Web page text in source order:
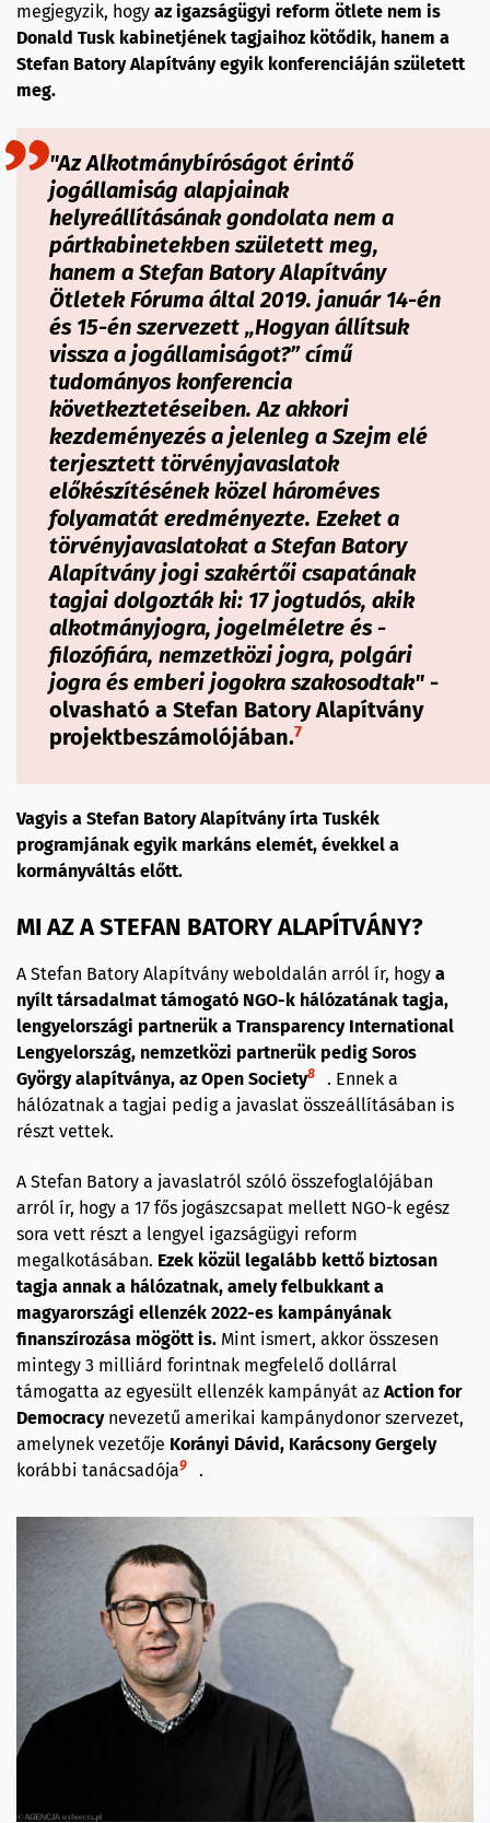
megjegyzik, hogy az igazságügyi reform ötlete nem is
Donald Tusk kabinetjének tagjaihoz kötődik, hanem a
Stefan Batory Alapítvány egyik konferenciáján született
meg.
"Az Alkotmánybíróságot érintő
jogállamiság alapjainak
helyreállításának gondolata nem a
pártkabinetekben született meg,
hanem a Stefan Batory Alapítvány
Ötletek Fóruma által 2019. január 14-én
és 15-én szervezett „Hogyan állítsuk
vissza a jogállamiságot?” című
tudományos konferencia
következtetéseiben. Az akkori
kezdeményezés a jelenleg a Szejm elé
terjesztett törvényjavaslatok
előkészítésének közel hároméves
folyamatát eredményezte. Ezeket a
törvényjavaslatokat a Stefan Batory
Alapítvány jogi szakértői csapatának
tagjai dolgozták ki: 17 jogtudós, akik
alkotmányjogra, jogelméletre és -
filozófiára, nemzetközi jogra, polgári
jogra és emberi jogokra szakosodtak" -
olvasható a Stefan Batory Alapítvány
projektbeszámolójában.7
Vagyis a Stefan Batory Alapítvány írta Tuskék
programjának egyik markáns elemét, évekkel a
kormányváltás előtt.
MI AZ A STEFAN BATORY ALAPÍTVÁNY?
A Stefan Batory Alapítvány weboldalán arról ír, hogy a
nyílt társadalmat támogató NGO-k hálózatának tagja,
lengyelországi partnerük a Transparency International
Lengyelország, nemzetközi partnerük pedig Soros
György alapítványa, az Open Society8
. Ennek a
hálózatnak a tagjai pedig a javaslat összeállításában is
részt vettek.
A Stefan Batory a javaslatról szóló összefoglalójában
arról ír, hogy a 17 fős jogászcsapat mellett NGO-k egész
sora vett részt a lengyel igazságügyi reform
megalkotásában. Ezek közül legalább kettő biztosan
tagja annak a hálózatnak, amely felbukkant a
magyarországi ellenzék 2022-es kampányának
finanszírozása mögött is. Mint ismert, akkor összesen
mintegy 3 milliárd forintnak megfelelő dollárral
támogatta az egyesült ellenzék kampányát az Action for
Democracy nevezetű amerikai kampánydonor szervezet,
amelynek vezetője Korányi Dávid, Karácsony Gergely
korábbi tanácsadója9 .